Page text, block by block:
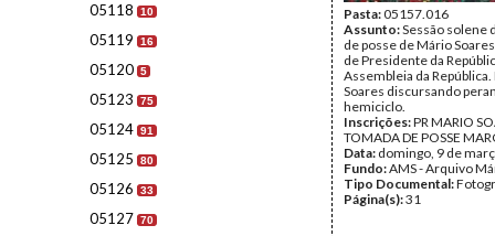
05118 10
05119 16
05120 5
05123 75
05124 91
05125 80
05126 33
05127 70
Pasta:05157.016
Assunto:Sessão solene
de posse de Mário
de Presidente da
Assembleia da
Soares discursando
hemiciclo.
Inscrições:PR MARIO
TOMADA DE POSSE
Data: domingo, 9 de
Fundo:AMS - Arquivo
Tipo Documental:
Página(s):31